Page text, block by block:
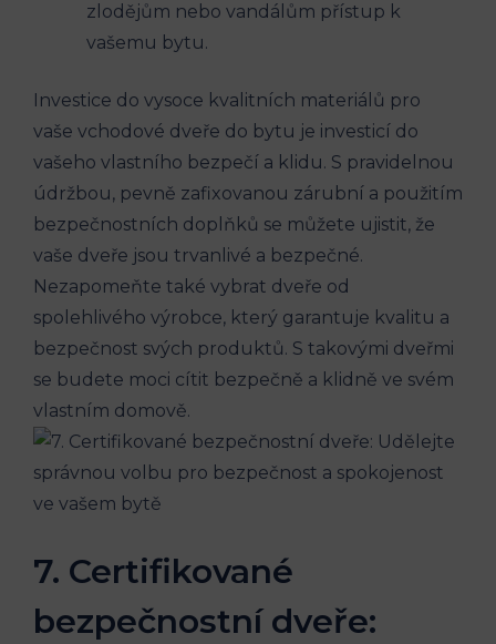
zlodějům ​nebo vandálům přístup k
vašemu bytu.
Investice do⁣ vysoce kvalitních ⁤materiálů​ pro‌
vaše vchodové dveře do bytu je investicí do
vašeho vlastního⁢ bezpečí a klidu. S pravidelnou
údržbou, pevně zafixovanou zárubní a použitím
bezpečnostních doplňků se můžete⁣ ujistit, že
vaše dveře jsou ⁤trvanlivé a bezpečné.
Nezapomeňte také⁣ vybrat dveře od
spolehlivého výrobce, který garantuje kvalitu ​a
bezpečnost svých produktů.⁤ S takovými dveřmi
se budete moci cítit bezpečně a ​klidně ve svém ​
vlastním domově.
7. Certifikované
bezpečnostní dveře: